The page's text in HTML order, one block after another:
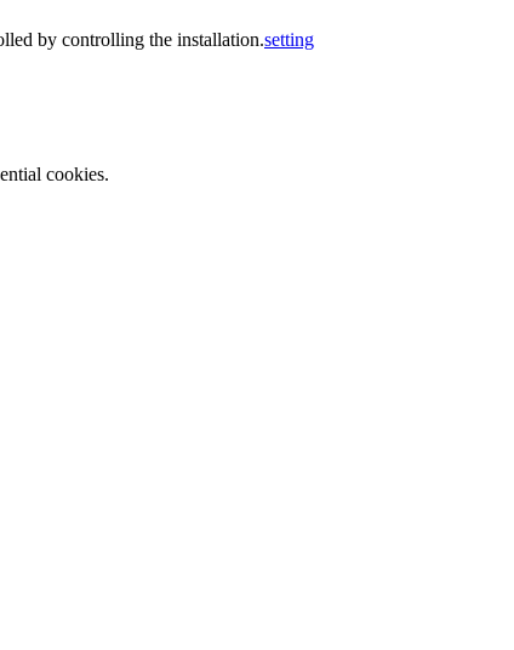
by controlling the installation.setting
cookies.